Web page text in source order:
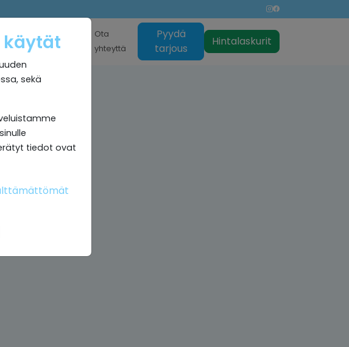
Rekrytointi
Ota
yhteyttä
Pyydä
tarjous
Hintalaskurit
käytät
sekä
tiedot ovat